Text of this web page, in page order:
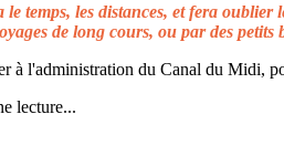
temps, les distances, et fera
de long cours, ou par des
à l'administration du Canal du Midi,
lecture...